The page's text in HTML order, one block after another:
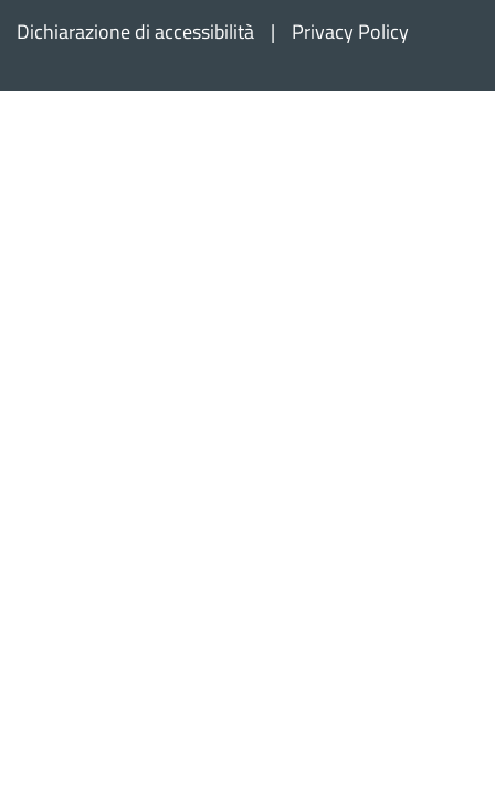
Dichiarazione di accessibilità Privacy Policy